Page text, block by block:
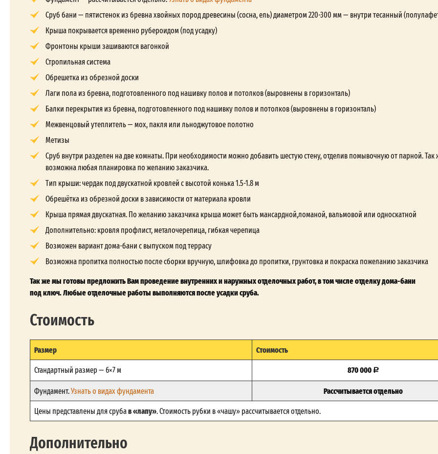
Сруб бани — пятистенок из бревна хвойных пород древесины (сосна, ель) диаметром 220-300 мм — внутри тесанный
Крыша покрывается временно рубероидом (под усадку)
Фронтоны крыши зашиваются вагонкой
Стропильная система
Обрешетка из обрезной доски
Лаги пола из бревна, подготовленного под нашивку полов и потолков (выровнены в горизонталь)
Балки перекрытия из бревна, подготовленного под нашивку полов и потолков (выровнены в горизонталь)
Межвенцовый утеплитель — мох, пакля или льноджутовое полотно
Метизы
Сруб внутри разделен на две комнаты. При необходимости можно добавить шестую стену, отделив помывочную от парной. Так
возможна любая планировка по желанию заказчика.
Тип крыши: чердак под двускатной кровлей с высотой конька 1.5-1.8 м
Обрешётка из обрезной доски в зависимости от материала кровли
Крыша прямая двускатная. По желанию заказчика крыша может быть мансардной,ломаной, вальмовой или односкатной
Дополнительно: кровля профлист, металочерепица, гибкая черепица
Возможен вариант дома-бани с выпуском под террасу
Возможна пропитка полностью после сборки вручную, шлифовка до пропитки, грунтовка и покраска пожеланию заказчика
Так же мы готовы предложить Вам проведение внутренних и наружных отделочных работ, в том числе отделку дома-бани
под ключ. Любые отделочные работы выполняются после усадки сруба.
Стоимость
Размер Стоимость
Стандартный размер — 6×7 м 870 000
Фундамент.Узнать о видах фундамента Рассчитывается отдельно
Цены представлены для срубав «лапу». Стоимость рубки в «чашу» рассчитывается отдельно.
Дополнительно